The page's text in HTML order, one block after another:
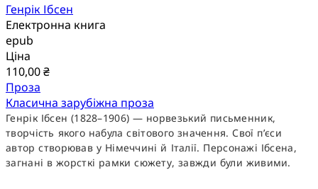
Генрік Ібсен
Електронна книга
epub
Ціна
110,00 ₴
Проза
Класична зарубіжна проза
Генрік Ібсен (1828–1906) — норвезький письменник,
творчість якого набула світового значення. Свої п’єси
автор створював у Німеччині й Італії. Персонажі Ібсена,
загнані в жорсткі рамки сюжету, завжди були живими.